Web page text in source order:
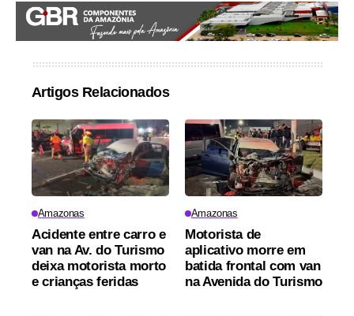
Artigos Relacionados
Amazonas
Acidente entre carro e
van na Av. do Turismo
deixa motorista morto
e crianças feridas
Amazonas
Motorista de
aplicativo morre em
batida frontal com van
na Avenida do Turismo